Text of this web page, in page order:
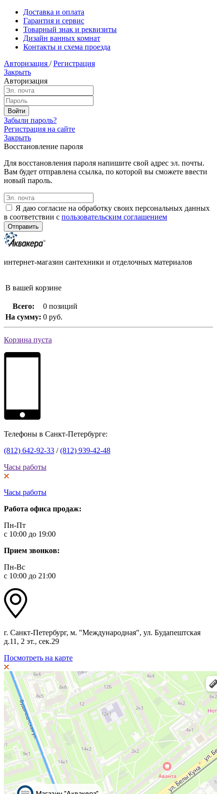
Доставка и оплата
Гарантия и сервис
Товарный знак и реквизиты
Дизайн ванных комнат
Контакты и схема проезда
Авторизация / Регистрация
Закрыть
Авторизация
Забыли пароль?
Регистрация на сайте
Закрыть
Восстановление пароля
Для восстановления пароля напишите свой адрес эл. почты.
Вам будет отправлена ссылка, по которой вы сможете ввести
новый пароль.
Я даю согласие на обработку своих персональных данных
в соответствии с пользовательским соглашением
интернет-магазин сантехники и отделочных материалов
В вашей корзине
Всего:
0 позиций
На сумму: 0 руб.
Корзина пуста
Телефоны в Санкт-Петербурге:
(812) 642-92-33 /(812) 939-42-48
Часы работы
Часы работы
Работа офиса продаж:
Пн-Пт
с 10:00 до 19:00
Прием звонков:
Пн-Вс
с 10:00 до 21:00
г. Санкт-Петербург, м. "Международная", ул. Будапештская
д.11, 2 эт., сек.29
Посмотреть на карте